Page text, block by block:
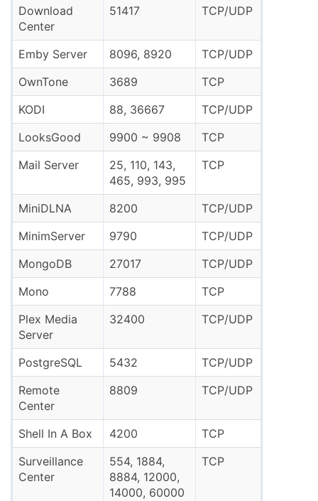
Download
Center
51417 TCP/UDP
Emby Server 8096, 8920
TCP/UDP
OwnTone
3689
TCP
KODI
88, 36667
TCP/UDP
LooksGood
9900 ~ 9908
TCP
Mail Server
25, 110, 143,
465, 993, 995
TCP
MiniDLNA 8200
TCP/UDP
MinimServer
9790
TCP/UDP
MongoDB
27017
TCP/UDP
Mono
7788
TCP
Plex Media
Server
32400 TCP/UDP
PostgreSQL 5432
TCP/UDP
Remote
Center
8809 TCP/UDP
Shell In A Box 4200
TCP
Surveillance
Center
554, 1884,
8884, 12000,
14000, 60000
TCP